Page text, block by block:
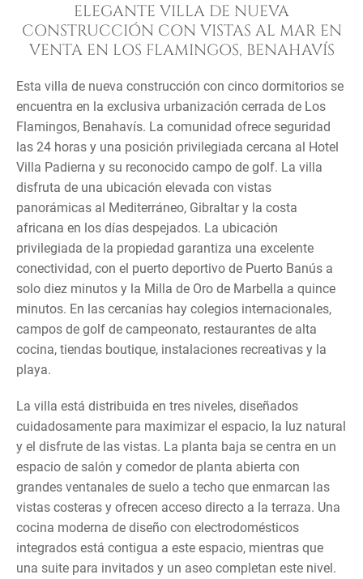
ELEGANTE VILLA DE NUEVA
CONSTRUCCIÓN CON VISTAS AL MAR EN
VENTA EN LOS FLAMINGOS, BENAHAVÍS
Esta villa de nueva construcción con cinco dormitorios se
encuentra en la exclusiva urbanización cerrada de Los
Flamingos, Benahavís. La comunidad ofrece seguridad
las 24 horas y una posición privilegiada cercana al Hotel
Villa Padierna y su reconocido campo de golf. La villa
disfruta de una ubicación elevada con vistas
panorámicas al Mediterráneo, Gibraltar y la costa
africana en los días despejados. La ubicación
privilegiada de la propiedad garantiza una excelente
conectividad, con el puerto deportivo de Puerto Banús a
solo diez minutos y la Milla de Oro de Marbella a quince
minutos. En las cercanías hay colegios internacionales,
campos de golf de campeonato, restaurantes de alta
cocina, tiendas boutique, instalaciones recreativas y la
playa.
La villa está distribuida en tres niveles, diseñados
cuidadosamente para maximizar el espacio, la luz natural
y el disfrute de las vistas. La planta baja se centra en un
espacio de salón y comedor de planta abierta con
grandes ventanales de suelo a techo que enmarcan las
vistas costeras y ofrecen acceso directo a la terraza. Una
cocina moderna de diseño con electrodomésticos
integrados está contigua a este espacio, mientras que
una suite para invitados y un aseo completan este nivel.